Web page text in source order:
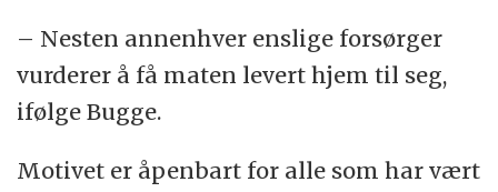
– Nesten annenhver enslige forsørger
vurderer å få maten levert hjem til seg,
ifølge Bugge.
Motivet er åpenbart for alle som har vært